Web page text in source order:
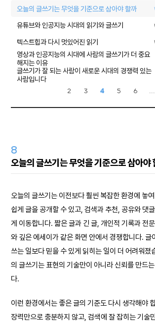
오늘의 글쓰기는 무엇을 기준으로 삼아야 할까
유튜브와 인공지능 시대의 읽기와 글쓰기
텍스트힙과 다시 멋있어진 읽기
영상과 인공지능의 시대에 사람의 글쓰기가 더 중요
해지는 이유
글쓰기가 잘 되는 사람이 새로운 시대의 경쟁력 있는
사람입니다
2
3 4 5 6 ...
8
오늘의 글쓰기는 무엇을 기준으로 삼아야
오늘의 글쓰기는 이전보다 훨씬 복잡한 환경에 놓
쉽게 글을 공개할 수 있고, 검색과 추천, 공유와 댓
게 이동합니다. 짧은 글과 긴 글, 개인적 기록과 전
와 깊은 에세이가 같은 화면 안에서 경쟁합니다. 글
쓰는 일보다 믿을 수 있게 읽히는 일이 더 어려워졌
의 글쓰기는 표현의 기술만이 아니라 신뢰를 만드
다.
이런 환경에서는 좋은 글의 기준도 다시 생각해야
장력만으로 충분하지 않고, 검색에 잘 잡히는 기술